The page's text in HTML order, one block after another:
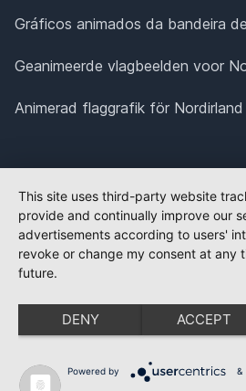
Gráficos animados da bandeira
Geanimeerde vlagbeelden voor
Animerad flaggrafik för Nordirland
This site uses third-party website
provide and continually improve our
advertisements according to users'
revoke or change my consent at any
future.
DENY ACCEPT
Powered by &